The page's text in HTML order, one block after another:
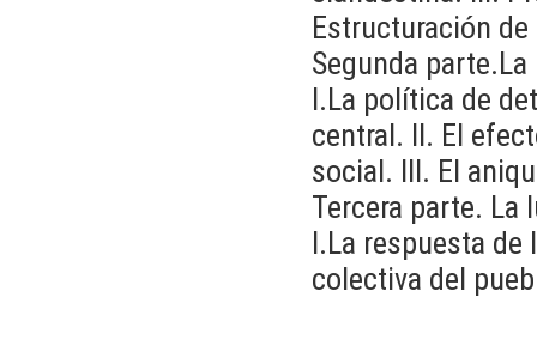
Estructuración
Segunda
I.La política de
central. II. El
social. III. El
Tercera parte. La
I.La respuesta
colectiva del